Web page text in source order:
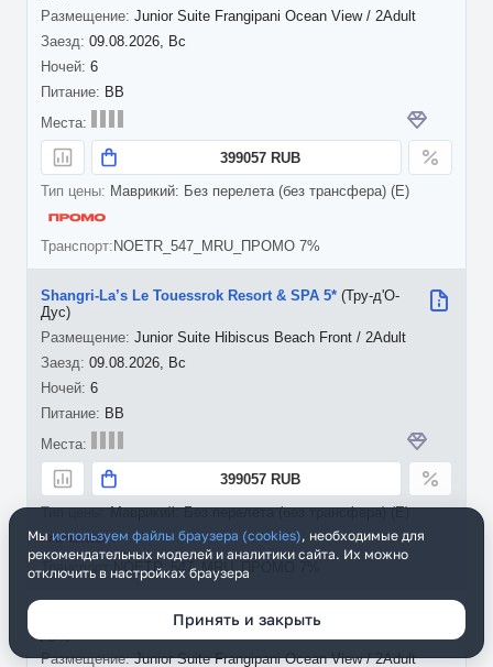
09.08.2026, Вс
6
Junior Suite Frangipani Ocean View / 2Adult
BB
399057 RUB
Маврикий: Без перелета (без трансфера) (E)
NOETR_547_MRU_ПРОМО 7%
09.08.2026, Вс
6
Shangri-La’s Le Touessrok Resort & SPA 5* (Тру-д'О-
Дус)
Junior Suite Hibiscus Beach Front / 2Adult
BB
399057 RUB
Маврикий: Без перелета (без трансфера) (E)
NOETR_547_MRU_ПРОМО 7%
Shangri-La’s Le Touessrok Resort & SPA 5*
Junior Suite Frangipani Ocean View / 2Adult
Мы используем файлы браузера (cookies), необходимые для
рекомендательных моделей и аналитики сайта. Их можно
отключить в настройках браузера
Принять и закрыть